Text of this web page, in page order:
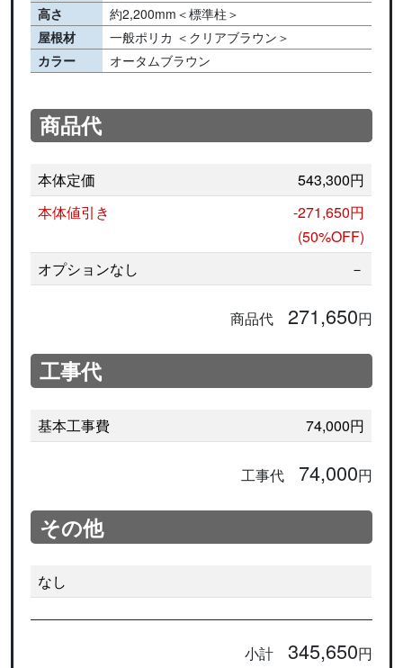
高さ
約2,200mm＜標準柱＞
屋根材
一般ポリカ ＜クリアブラウン＞
カラー
オータムブラウン
商品代
本体定価
543,300円
本体値引き
-271,650円
(50%OFF)
オプションなし
－
商品代 271,650円
工事代
基本工事費 74,000円
工事代 74,000円
その他
なし
小計 345,650円